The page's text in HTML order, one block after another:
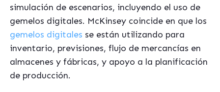
simulación de escenarios, incluyendo el uso de
gemelos digitales. McKinsey coincide en que los
gemelos digitales se están utilizando para
inventario, previsiones, flujo de mercancías en
almacenes y fábricas, y apoyo a la planificación
de producción.